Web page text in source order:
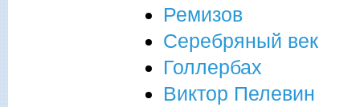
Ремизов
Серебряный век
Голлербах
Виктор Пелевин